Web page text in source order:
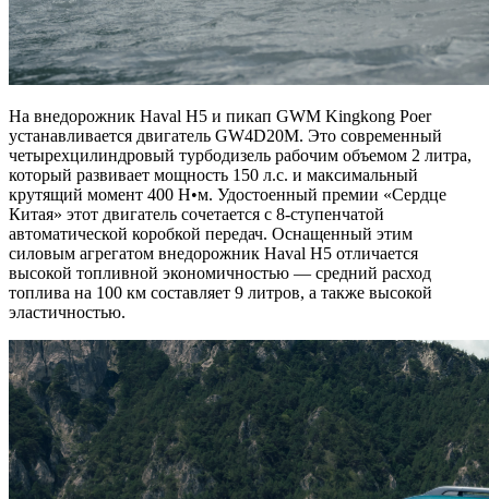
На внедорожник Haval H5 и пикап GWM Kingkong Poer
устанавливается двигатель GW4D20М. Это современный
четырехцилиндровый турбодизель рабочим объемом 2 литра,
который развивает мощность 150 л.с. и максимальный
крутящий момент 400 Н•м. Удостоенный премии «Сердце
Китая» этот двигатель сочетается с 8-ступенчатой
автоматической коробкой передач. Оснащенный этим
силовым агрегатом внедорожник Haval H5 отличается
высокой топливной экономичностью — средний расход
топлива на 100 км составляет 9 литров, а также высокой
эластичностью.